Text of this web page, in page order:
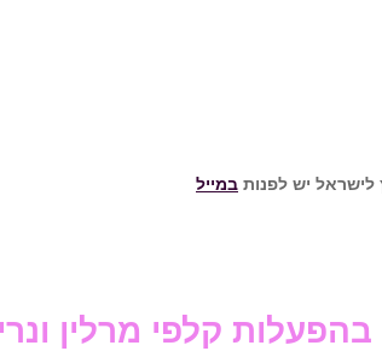
לישראל יש לפנות במייל
בהפעלות קלפי מרלין